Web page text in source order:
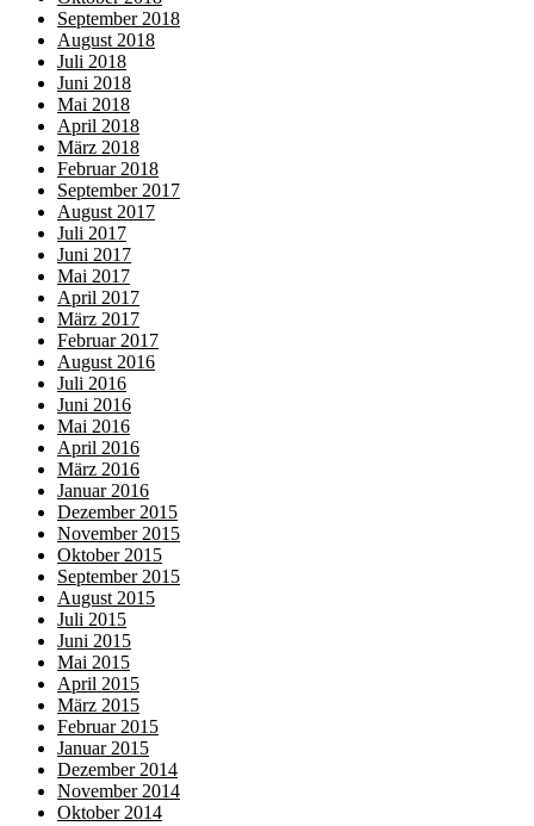
September 2018
August 2018
Juli 2018
Juni 2018
Mai 2018
April 2018
März 2018
Februar 2018
September 2017
August 2017
Juli 2017
Juni 2017
Mai 2017
April 2017
März 2017
Februar 2017
August 2016
Juli 2016
Juni 2016
Mai 2016
April 2016
März 2016
Januar 2016
Dezember 2015
November 2015
Oktober 2015
September 2015
August 2015
Juli 2015
Juni 2015
Mai 2015
April 2015
März 2015
Februar 2015
Januar 2015
Dezember 2014
November 2014
Oktober 2014